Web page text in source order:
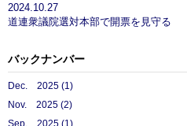
2024.10.27
道連衆議院選対本部で開票を見守る
バックナンバー
Dec. 2025 (1)
Nov. 2025 (2)
Sep. 2025 (1)